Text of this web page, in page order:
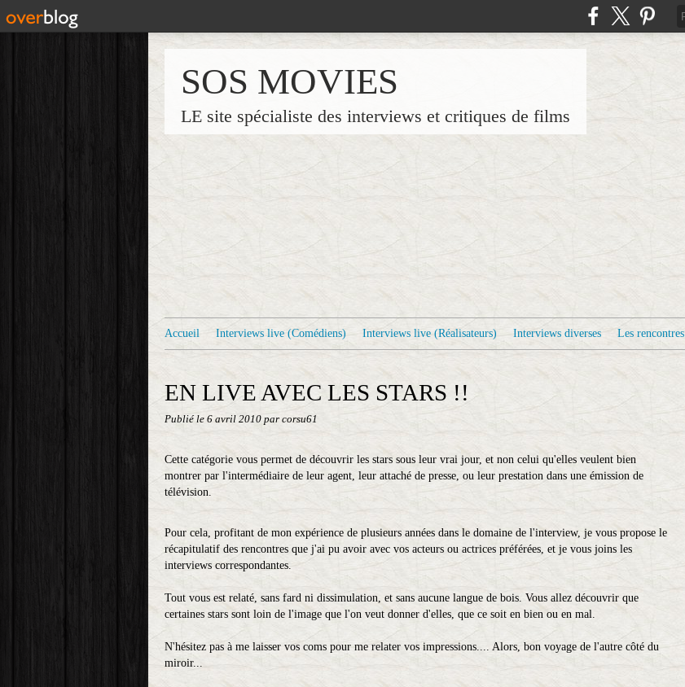
SOS MOVIES
LE site spécialiste des interviews et critiques de films
Accueil Interviews live (Comédiens) Interviews live (Réalisateurs) Interviews diverses Les rencontres
EN LIVE AVEC LES STARS !!
Publié le 6 avril 2010 par corsu61
Cette catégorie vous permet de découvrir les stars sous leur vrai jour, et non celui qu'elles veulent bien
montrer par l'intermédiaire de leur agent, leur attaché de presse, ou leur prestation dans une émission de
télévision.
Pour cela, profitant de mon expérience de plusieurs années dans le domaine de l'interview, je vous propose le
récapitulatif des rencontres que j'ai pu avoir avec vos acteurs ou actrices préférées, et je vous joins les
interviews correspondantes.
Tout vous est relaté, sans fard ni dissimulation, et sans aucune langue de bois. Vous allez découvrir que
certaines stars sont loin de l'image que l'on veut donner d'elles, que ce soit en bien ou en mal.
N'hésitez pas à me laisser vos coms pour me relater vos impressions.... Alors, bon voyage de l'autre côté du
miroir...